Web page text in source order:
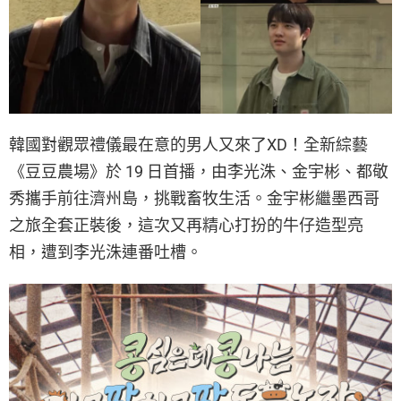
韓國對觀眾禮儀最在意的男人又來了XD！全新綜藝
《豆豆農場》於 19 日首播，由李光洙、金宇彬、都敬
秀攜手前往濟州島，挑戰畜牧生活。金宇彬繼墨西哥
之旅全套正裝後，這次又再精心打扮的牛仔造型亮
相，遭到李光洙連番吐槽。